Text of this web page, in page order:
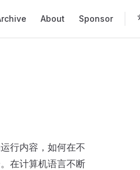
About Sponsor
行内容，如何在不
在计算机语言不断